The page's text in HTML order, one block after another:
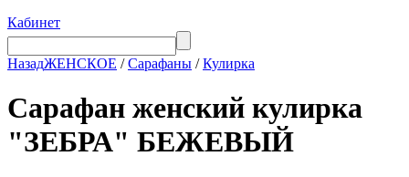
Кабинет
НазадЖЕНСКОЕ /Сарафаны /Кулирка
Сарафан женский кулирка
"ЗЕБРА" БЕЖЕВЫЙ